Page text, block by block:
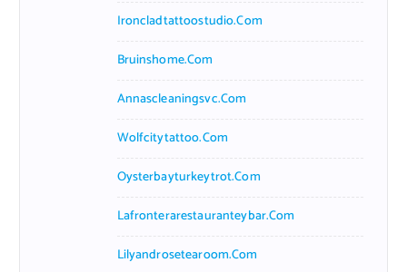
Ironcladtattoostudio.com
Bruinshome.com
Annascleaningsvc.com
Wolfcitytattoo.com
Oysterbayturkeytrot.com
Lafronterarestauranteybar.com
Lilyandrosetearoom.com